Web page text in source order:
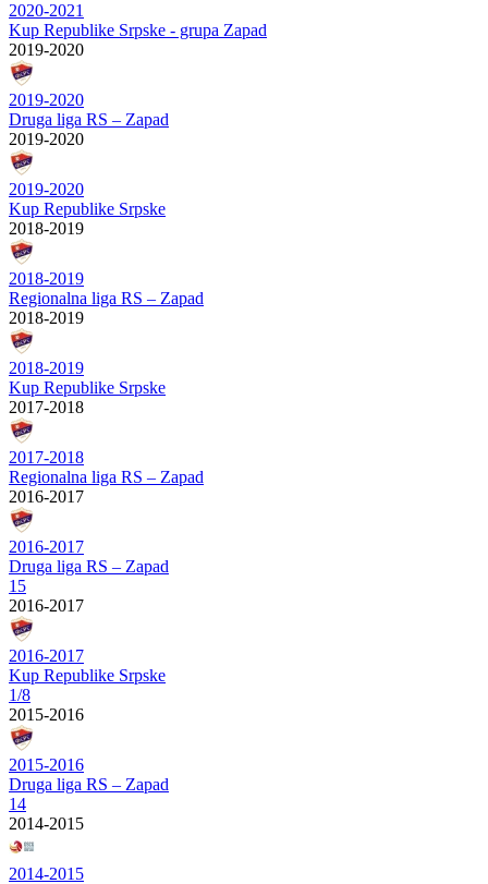
2020-2021
Kup Republike Srpske - grupa Zapad
2019-2020
2019-2020
Druga liga RS – Zapad
2019-2020
2019-2020
Kup Republike Srpske
2018-2019
2018-2019
Regionalna liga RS – Zapad
2018-2019
2018-2019
Kup Republike Srpske
2017-2018
2017-2018
Regionalna liga RS – Zapad
2016-2017
2016-2017
Druga liga RS – Zapad
15
2016-2017
2016-2017
Kup Republike Srpske
1/8
2015-2016
2015-2016
Druga liga RS – Zapad
14
2014-2015
2014-2015